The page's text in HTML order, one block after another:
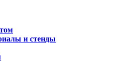
и стенды